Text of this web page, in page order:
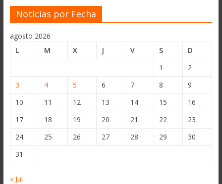
Noticias por Fecha
agosto 2026
L
M X J V S
D
1
2
3
4 5 6 7 8
9
10
11 12 13 14 15
16
17
18 19 20 21 22
23
24
25 26 27 28 29
30
31
« Jul